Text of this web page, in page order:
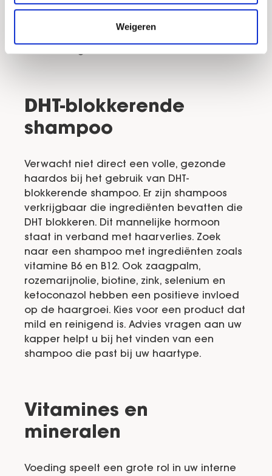
Weigeren
leidt weer tot een stimulatie van de
haargroei. Een hoofdhuidmassage past u
DHT-blokkerende
shampoo
Verwacht niet direct een volle, gezonde
haardos bij het gebruik van DHT-
blokkerende shampoo. Er zijn shampoos
verkrijgbaar die ingrediënten bevatten die
DHT blokkeren. Dit mannelijke hormoon
staat in verband met haarverlies. Zoek
naar een shampoo met ingrediënten zoals
vitamine B6 en B12. Ook zaagpalm,
rozemarijnolie, biotine, zink, selenium en
ketoconazol hebben een positieve invloed
op de haargroei. Kies voor een product dat
mild en reinigend is. Advies vragen aan uw
kapper helpt u bij het vinden van een
shampoo die past bij uw haartype.
Vitamines en
mineralen
Voeding speelt een grote rol in uw interne